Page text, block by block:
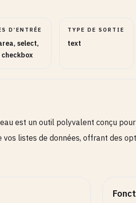
optionnels.
D’ENTRÉE
select,
TYPE DE SORTIE
text
est un outil polyvalent conçu
listes de données, offrant des